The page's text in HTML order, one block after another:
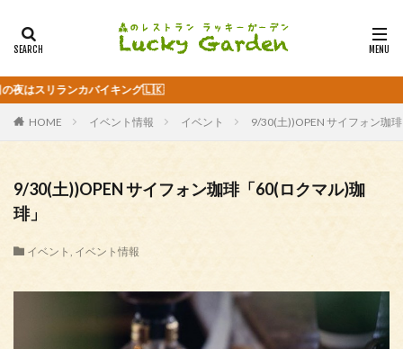
カバイキング🇱🇰
HOME イベント情報 イベント 9/30(土))OPEN サイフォン珈
9/30(土))OPEN サイフォン珈琲「60(ロクマル)珈
琲」
イベント , イベント情報